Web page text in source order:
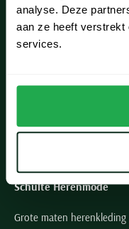
analyse. Deze
aan ze heeft verstrekt
services.
Hillegom
Leiderdorp
Noordwijk
Schulte Herenmode
Grote maten herenkleding